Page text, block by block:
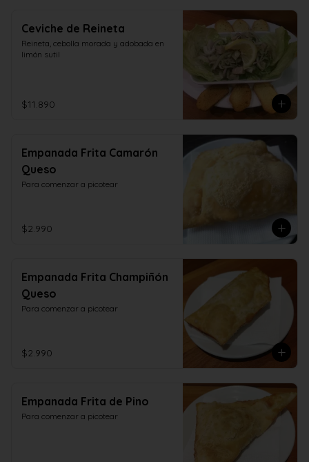
Ceviche de Reineta
Reineta, cebolla morada y adobada en
limón sutil
$11.890
Empanada Frita Camarón
Queso
Para comenzar a picotear
$2.990
Empanada Frita Champiñón
Queso
Para comenzar a picotear
$2.990
Empanada Frita de Pino
Para comenzar a picotear